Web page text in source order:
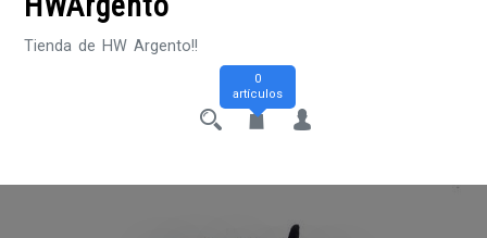
Tienda de HW Argento!!
0
artículos